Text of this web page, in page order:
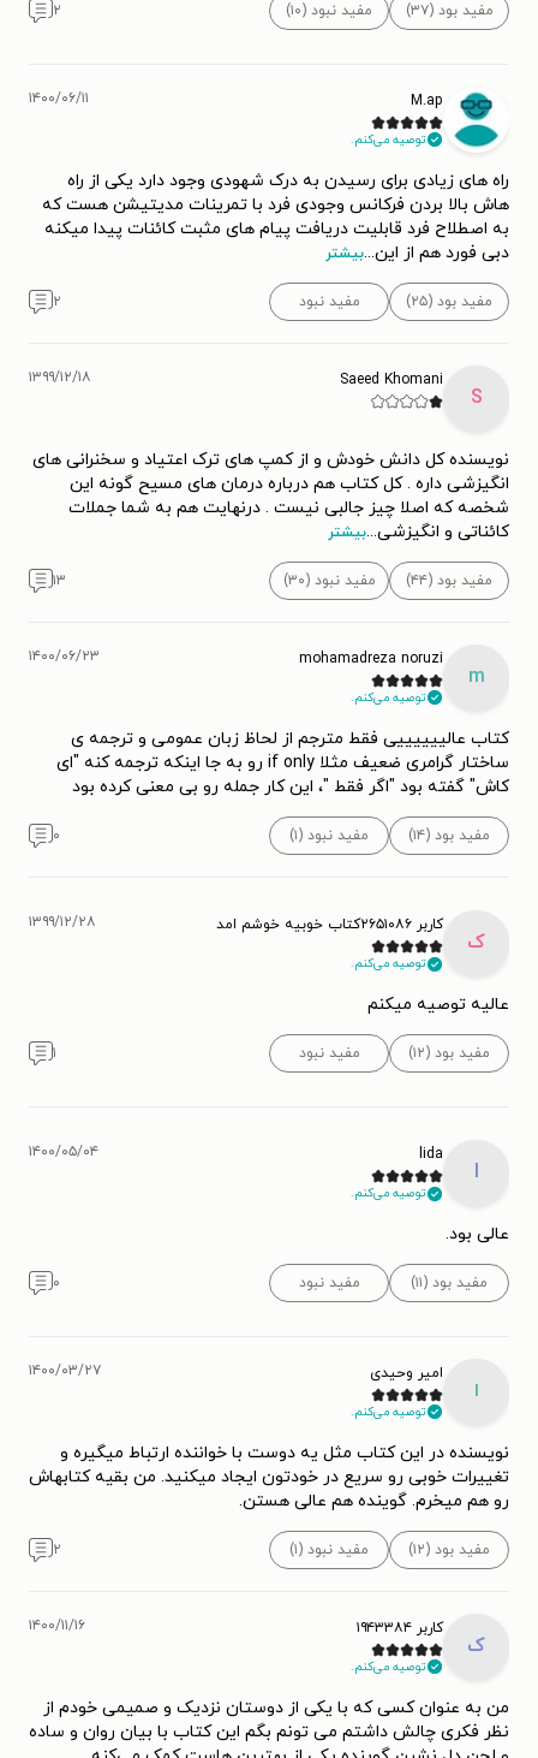
مفید بود (۳۷) مفید نبود (۱۰) ۲
M.ap
توصیه می‌کنم.
۱۴۰۰/۰۶/۱۱
راه های زیادی برای رسیدن به درک شهودی وجود دارد یکی از راه
هاش بالا بردن فرکانس وجودی فرد با تمرینات مدیتیشن هست که
به اصطلاح فرد قابلیت دریافت پیام های مثبت کائنات پیدا میکنه
دبی فورد هم از این...بیشتر
مفید بود (۲۵) مفید نبود ۲
S
Saeed Khomani ۱۳۹۹/۱۲/۱۸
نویسنده کل دانش خودش و از کمپ های ترک اعتیاد و سخنرانی های
انگیزشی داره . کل کتاب هم درباره درمان های مسیح گونه این
شخصه که اصلا چیز جالبی نیست . درنهایت هم به شما جملات
کائناتی و انگیزشی...بیشتر
مفید بود (۴۴) مفید نبود (۳۰) ۱۳
m
mohamadreza noruzi
توصیه می‌کنم.
۱۴۰۰/۰۶/۲۳
کتاب عالییییییی فقط مترجم از لحاظ زبان عمومی و ترجمه ی
ساختار گرامری ضعیف مثلا if only رو به جا اینکه ترجمه کنه "ای
کاش" گفته بود "اگر فقط "، این کار جمله رو بی معنی کرده بود
مفید بود (۱۴) مفید نبود (۱) ۰
ک
کاربر ۲۶۵۱۰۸۶کتاب خوبیه خوشم امد
توصیه می‌کنم.
۱۳۹۹/۱۲/۲۸
عالیه توصیه میکنم
مفید بود (۱۲) مفید نبود ۱
l
lida
توصیه می‌کنم.
۱۴۰۰/۰۵/۰۴
عالی بود.
مفید بود (۱۱) مفید نبود ۰
ا
امیر وحیدی
توصیه می‌کنم.
۱۴۰۰/۰۳/۲۷
نویسنده در این کتاب مثل یه دوست با خواننده ارتباط میگیره و
تغییرات خوبی رو سریع در خودتون ایجاد میکنید‌. من بقیه کتابهاش
رو هم میخرم. گوینده هم عالی هستن.
مفید بود (۱۲) مفید نبود (۱) ۲
ک
کاربر ۱۹۴۳۳۸۴
توصیه می‌کنم.
۱۴۰۰/۱۱/۱۶
من به عنوان کسی که با یکی از دوستان نزدیک و صمیمی خودم از
نظر فکری چالش داشتم می تونم بگم این کتاب با بیان روان و ساده